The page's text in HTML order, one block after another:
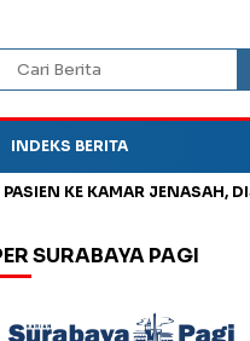
INDEKS BERITA
KE KAMAR JENASAH,
SURABAYA PAGI